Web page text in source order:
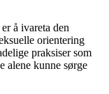
å ivareta den
orientering
praksiser som
alene kunne sørge